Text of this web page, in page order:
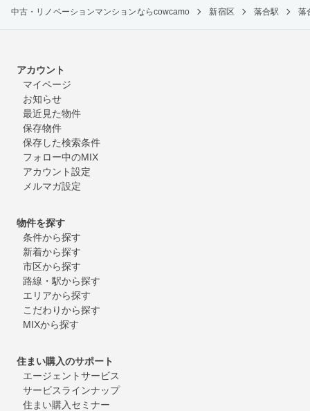
中古・リノベーションマンションならcowcamo 新宿区 落合駅 落
アカウント
マイページ
お知らせ
最近見た物件
保存物件
保存した検索条件
フォロー中のMIX
アカウント設定
メルマガ設定
物件を探す
条件から探す
新着から探す
市区から探す
路線・駅から探す
エリアから探す
こだわりから探す
MIXから探す
住まい購入のサポート
エージェントサービス
サービスラインナップ
住まい購入セミナー